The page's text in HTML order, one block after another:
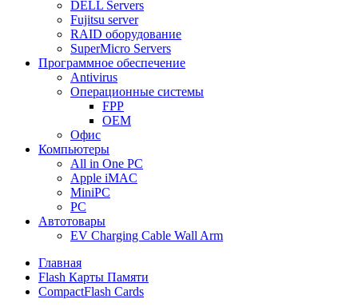
DELL Servers
Fujitsu server
RAID оборудование
SuperMicro Servers
Программное обеспечение
Antivirus
Операционные системы
FPP
OEM
Офис
Компьютеры
All in One PC
Apple iMAC
MiniPC
PC
Автотовары
EV Charging Cable Wall Arm
Главная
Flash Карты Памяти
CompactFlash Cards